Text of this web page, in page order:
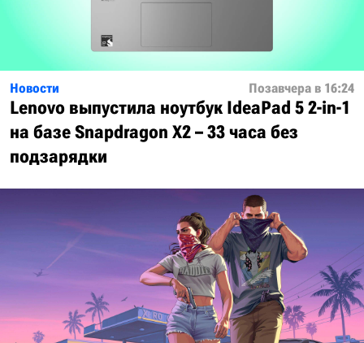
Новости Позавчера в 16:24
Lenovo выпустила ноутбук IdeaPad 5 2-in-1
на базе Snapdragon X2 – 33 часа без
подзарядки